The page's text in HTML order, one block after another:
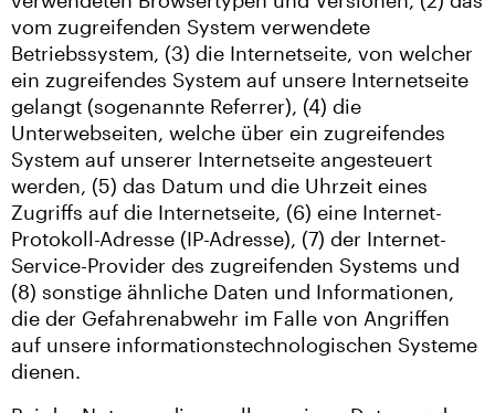
vom zugreifenden System verwendete
Betriebssystem, (3) die Internetseite, von welcher
ein zugreifendes System auf unsere Internetseite
gelangt (sogenannte Referrer), (4) die
Unterwebseiten, welche über ein zugreifendes
System auf unserer Internetseite angesteuert
werden, (5) das Datum und die Uhrzeit eines
Zugriffs auf die Internetseite, (6) eine Internet-
Protokoll-Adresse (IP-Adresse), (7) der Internet-
Service-Provider des zugreifenden Systems und
(8) sonstige ähnliche Daten und Informationen,
die der Gefahrenabwehr im Falle von Angriffen
auf unsere informationstechnologischen Systeme
dienen.